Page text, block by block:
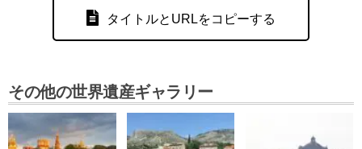
タイトルとURLをコピーする
その他の世界遺産ギャラリー